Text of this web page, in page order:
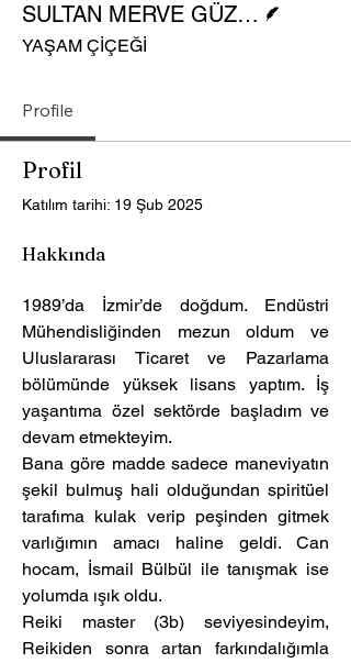
SULTAN MERVE GÜZEL
YAŞAM ÇİÇEĞİ
Profile
Profil
Katılım tarihi: 19 Şub 2025
Hakkında
1989’da İzmir’de doğdum. Endüstri
Mühendisliğinden mezun oldum ve
Uluslararası Ticaret ve Pazarlama
bölümünde yüksek lisans yaptım. İş
yaşantıma özel sektörde başladım ve
devam etmekteyim.
Bana göre madde sadece maneviyatın
şekil bulmuş hali olduğundan spiritüel
tarafıma kulak verip peşinden gitmek
varlığımın amacı haline geldi. Can
hocam, İsmail Bülbül ile tanışmak ise
yolumda ışık oldu.
Reiki master (3b) seviyesindeyim,
Reikiden sonra artan farkındalığımla